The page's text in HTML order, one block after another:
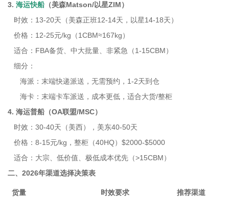
3. 海运快船（美森Matson/以星ZIM）
时效：13-20天（美森正班12-14天，以星14-18天）
价格：12-25元/kg（1CBM≈167kg）
适合：FBA备货、中大批量、非紧急（1-15CBM）
细分：
海派：末端快递派送，无需预约，1-2天到仓
海卡：末端卡车派送，成本更低，适合大货/整柜
4. 海运普船（OA联盟/MSC）
时效：30-40天（美西），美东40-50天
价格：8-15元/kg，整柜（40HQ）$2000-$5000
适合：大宗、低价值、极低成本优先（>15CBM）
二、2026年渠道选择决策表
货量 时效要求 推荐渠道